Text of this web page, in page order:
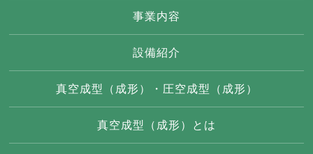
事業内容
設備紹介
真空成型（成形）・圧空成型（成形）
真空成型（成形）とは